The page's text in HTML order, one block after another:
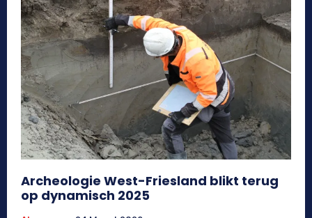
Archeologie West-Friesland blikt terug
op dynamisch 2025